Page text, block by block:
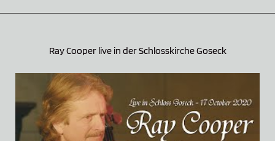
Ray Cooper live in der Schlosskirche Goseck